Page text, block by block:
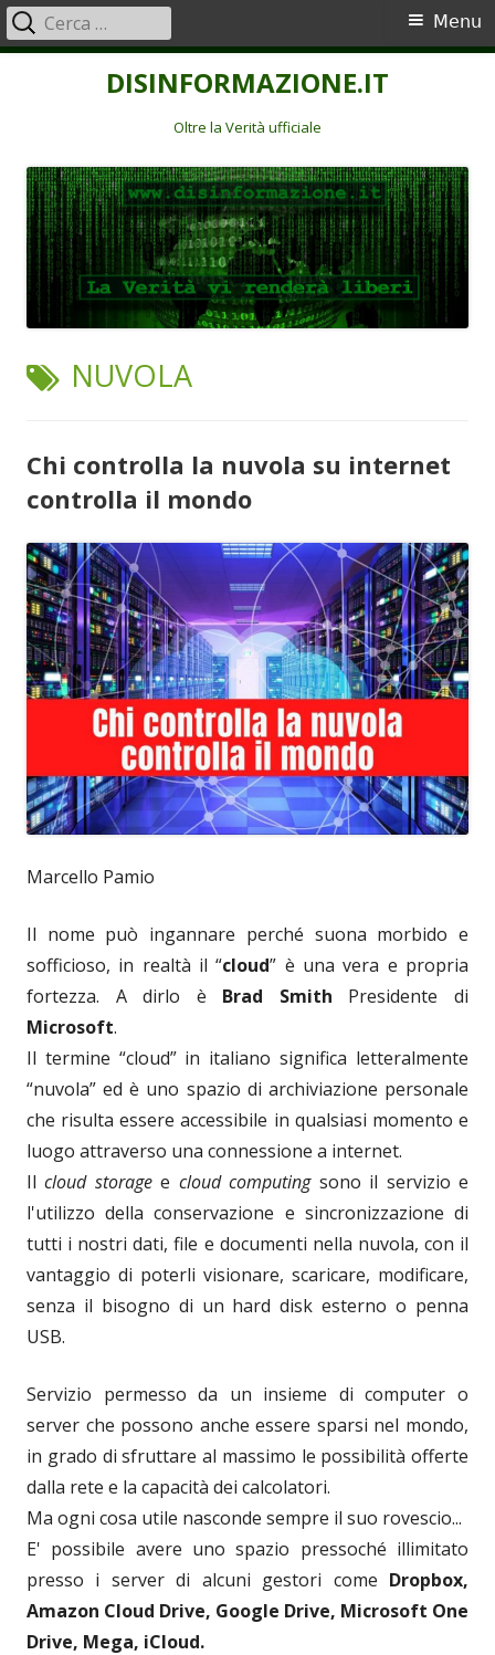
DISINFORMAZIONE.IT
Oltre la Verità ufficiale
Menu
principale
Menu
Ricerca
per:
TAG:
NUVOLA
Chi controlla la nuvola su internet
controlla il mondo
Marcello Pamio
Il nome può ingannare perché suona morbido e
sofficioso, in realtà il “cloud” è una vera e propria
fortezza. A dirlo è Brad Smith Presidente di
Microsoft.
Il termine “cloud” in italiano significa letteralmente
“nuvola” ed è uno spazio di archiviazione personale
che risulta essere accessibile in qualsiasi momento e
luogo attraverso una connessione a internet.
Ilcloud storagee cloud computing sono il servizio e
l'utilizzo della conservazione e sincronizzazione di
tutti i nostri dati, file e documenti nella nuvola, con il
vantaggio di poterli visionare, scaricare, modificare,
senza il bisogno di un hard disk esterno o penna
USB.
Servizio permesso da un insieme di computer o
server che possono anche essere sparsi nel mondo,
in grado di sfruttare al massimo le possibilità offerte
dalla rete e la capacità dei calcolatori.
Ma ogni cosa utile nasconde sempre il suo rovescio...
E' possibile avere uno spazio pressoché illimitato
presso i server di alcuni gestori come Dropbox,
Amazon Cloud Drive, Google Drive, Microsoft One
Drive, Mega, iCloud.